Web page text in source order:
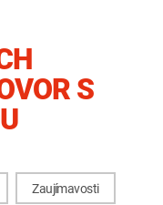
tlačivá
borelióza
S
Zaujímavosti